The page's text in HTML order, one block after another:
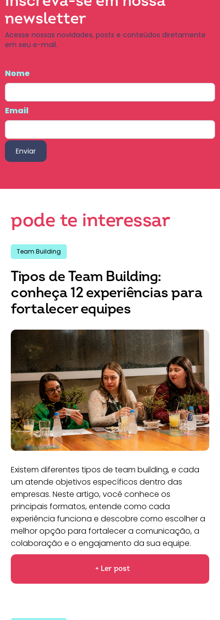
newsletter
Acesse nossas novidades, posts e conteúdos diretamente
em seu e-mail.
Nome
Email
pode te interessar
Team Building
Tipos de Team Building:
conheça 12 experiências para
fortalecer equipes
Existem diferentes tipos de team building, e cada
um atende objetivos específicos dentro das
empresas. Neste artigo, você conhece os
principais formatos, entende como cada
experiência funciona e descobre como escolher a
melhor opção para fortalecer a comunicação, a
colaboração e o engajamento da sua equipe.
+ Ler post